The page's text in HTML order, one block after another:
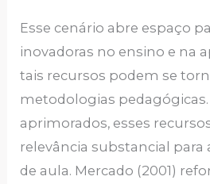
Esse cenário abre espaço
inovadoras no ensino e na
tais recursos podem se
metodologias
aprimorados, esses
relevância substancial para
de aula. Mercado (2001)